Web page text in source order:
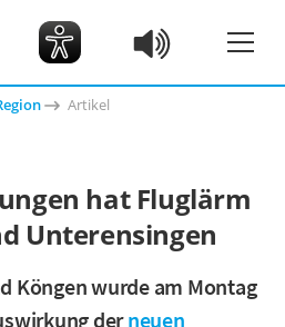
Artikel
hat Fluglärm
Unterensingen
Köngen wurde am Montag
derneuen